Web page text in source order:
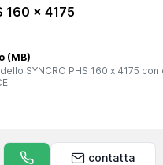
160 x 4175
(MB)
SYNCRO PHS 160 x 4175
contatta